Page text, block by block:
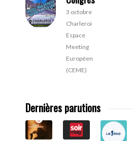
3 octobre
Charleroi
Espace
Meeting
Européen
(CEME)
Dernières parutions